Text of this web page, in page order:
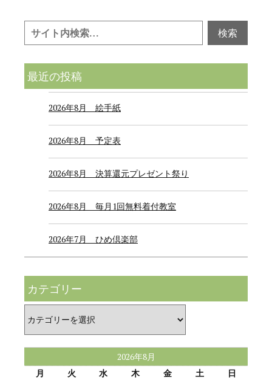
最近の投稿
2026年8月 絵手紙
2026年8月 予定表
2026年8月 決算還元プレゼント祭り
2026年8月 毎月1回無料着付教室
2026年7月 ひめ倶楽部
カテゴリー
テ
ゴ
リ
2026年8月
月
火 水 木 金 土
日